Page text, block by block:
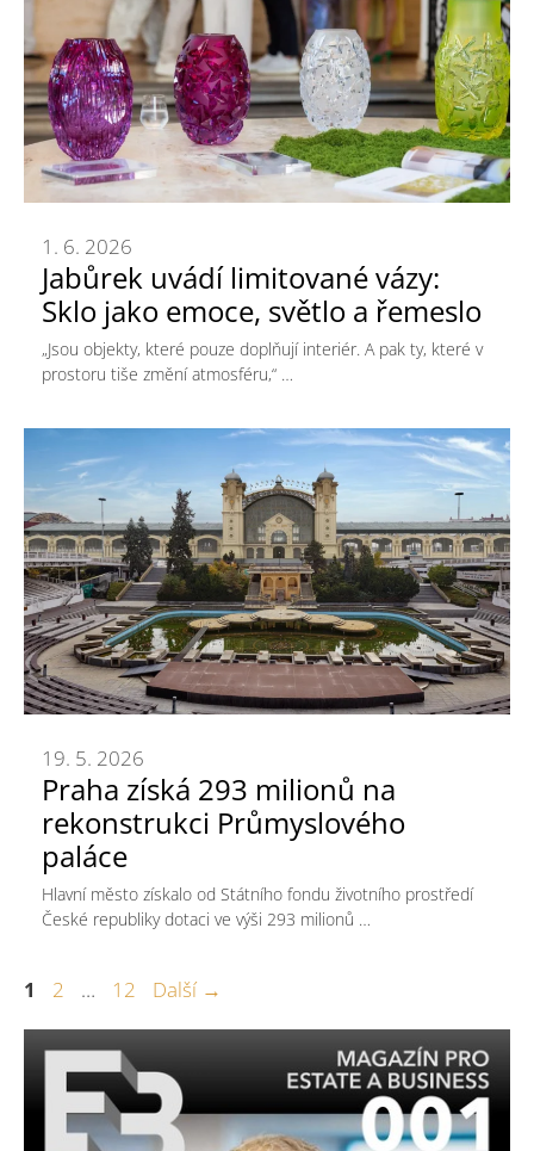
Jabůrek uvádí limitované vázy:
Sklo jako emoce, světlo a řemeslo
1. 6. 2026
„Jsou objekty, které pouze doplňují interiér. A pak ty, které v
prostoru tiše změní atmosféru,“ …
Praha získá 293 milionů na
rekonstrukci Průmyslového
paláce
19. 5. 2026
Hlavní město získalo od Státního fondu životního prostředí
České republiky dotaci ve výši 293 milionů …
Stránka
1 Stránka
2 … Stránka
12 Další →